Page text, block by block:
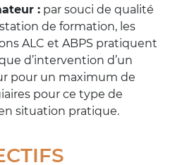
: par souci de qualité
de formation, les
ALC et ABPS pratiquent
d’intervention d’un
pour un maximum de
pour ce type de
situation pratique.